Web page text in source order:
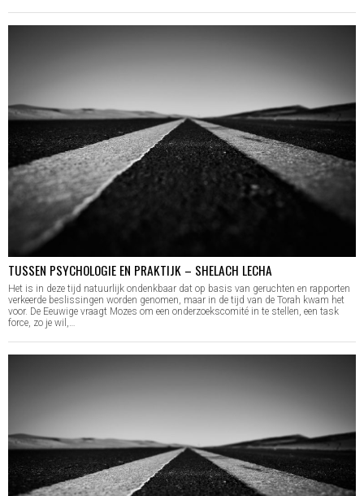
TUSSEN PSYCHOLOGIE EN PRAKTIJK – SHELACH LECHA
Het is in deze tijd natuurlijk ondenkbaar dat op basis van geruchten en rapporten
verkeerde beslissingen worden genomen, maar in de tijd van de Torah kwam het
voor. De Eeuwige vraagt Mozes om een onderzoekscomité in te stellen, een task
force, zo je wil,…